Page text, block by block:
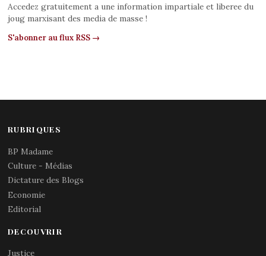
Accedez gratuitement a une information impartiale et liberee du
joug marxisant des media de masse !
S'abonner au flux RSS →
RUBRIQUES
BP Madame
Culture - Médias
Dictature des Blogs
Economie
Editorial
DECOUVRIR
Justice